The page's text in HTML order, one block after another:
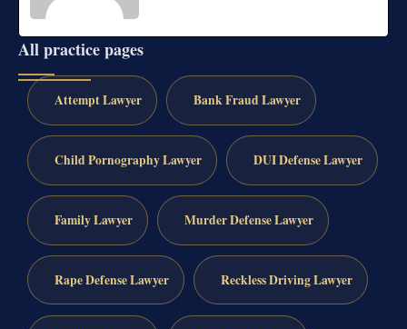
All practice pages
Attempt Lawyer Bank Fraud Lawyer
Child Pornography Lawyer DUI Defense Lawyer
Family Lawyer Murder Defense Lawyer
Rape Defense Lawyer Reckless Driving Lawyer